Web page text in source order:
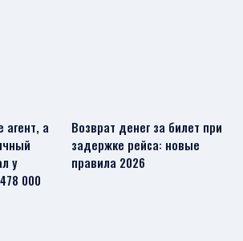
а
у
000
Возврат денег за билет при
задержке рейса: новые
правила 2026